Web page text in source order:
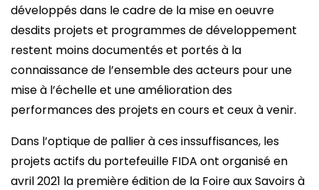
développés dans le cadre de la mise en oeuvre
desdits projets et programmes de développement
restent moins documentés et portés à la
connaissance de l’ensemble des acteurs pour une
mise à l’échelle et une amélioration des
performances des projets en cours et ceux à venir.
Dans l’optique de pallier à ces inssuffisances, les
projets actifs du portefeuille FIDA ont organisé en
avril 2021 la première édition de la Foire aux Savoirs à